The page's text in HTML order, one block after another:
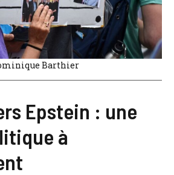
Barthier
Epstein : une
à